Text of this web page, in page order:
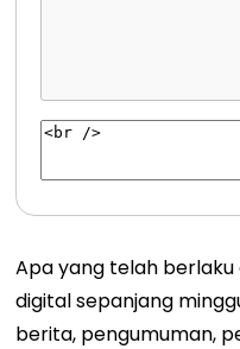
Apa yang telah
digital sepanjang
berita, pengumuman,